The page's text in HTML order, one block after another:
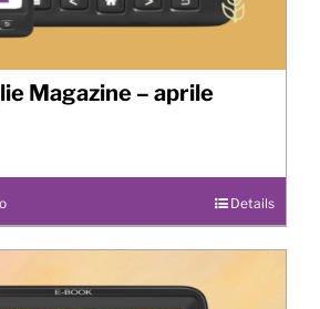
Magazine – aprile
Details